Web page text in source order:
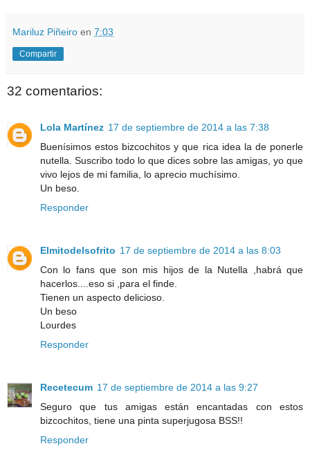
Mariluz Piñeiro en 7:03
Compartir
32 comentarios:
Lola Martínez 17 de septiembre de 2014 a las 7:38
Buenísimos estos bizcochitos y que rica idea la de ponerle
nutella. Suscribo todo lo que dices sobre las amigas, yo que
vivo lejos de mi familia, lo aprecio muchísimo.
Un beso.
Responder
Elmitodelsofrito 17 de septiembre de 2014 a las 8:03
Con lo fans que son mis hijos de la Nutella ,habrá que
hacerlos....eso si ,para el finde.
Tienen un aspecto delicioso.
Un beso
Lourdes
Responder
Recetecum 17 de septiembre de 2014 a las 9:27
Seguro que tus amigas están encantadas con estos
bizcochitos, tiene una pinta superjugosa BSS!!
Responder